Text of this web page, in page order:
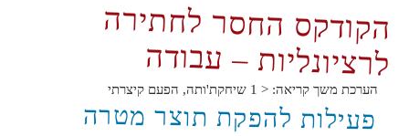
הקודקס החסר לחתירה
לרציונליות – עבודה
הערכת משך קריאה: < 1 שיחקת'ותה, הפעם קיצרתי
פעילות להפקת תוצר מטרה